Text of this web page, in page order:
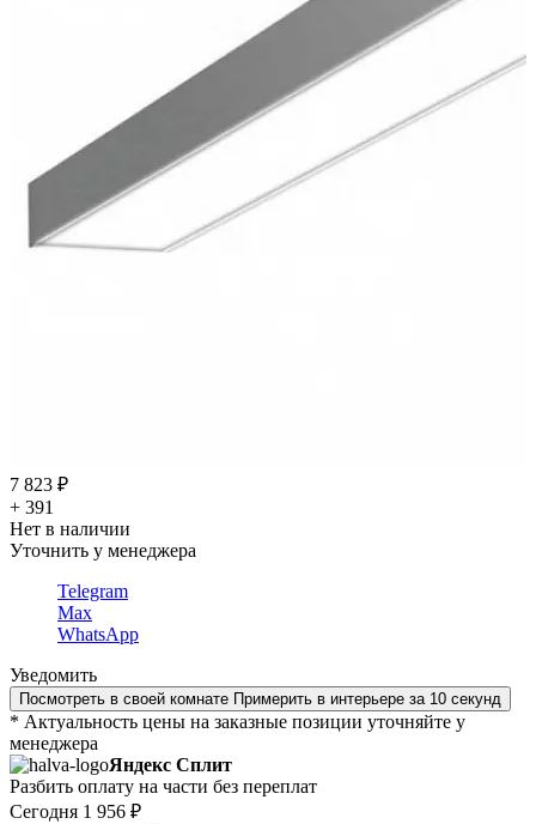
7 823 ₽
+ 391
Нет в наличии
Уточнить у менеджера
Telegram
Max
WhatsApp
Уведомить
Посмотреть в своей комнате Примерить в интерьере за 10 секунд
* Актуальность цены на заказные позиции уточняйте у
менеджера
Яндекс Сплит
Разбить оплату на части без переплат
Сегодня 1 956 ₽